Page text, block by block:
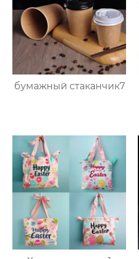
бумажный стаканчик7